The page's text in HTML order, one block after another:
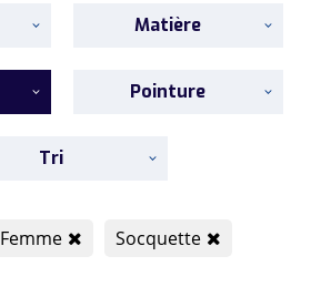
Matière
Pointure
Tri
Femme Socquette